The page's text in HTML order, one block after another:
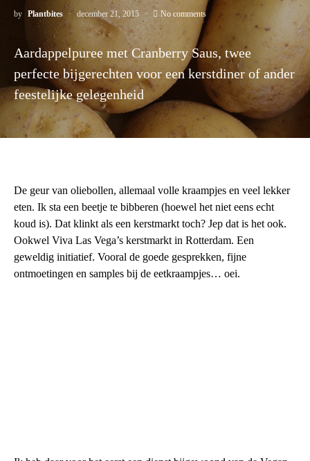
by Plantbites december 21, 2015 No comments
Aardappelpuree met Cranberry Saus, twee
perfecte bijgerechten voor een kerstdiner of ander
feestelijke gelegenheid
De geur van oliebollen, allemaal volle kraampjes en veel lekker
eten. Ik sta een beetje te bibberen (hoewel het niet eens echt
koud is). Dat klinkt als een kerstmarkt toch? Jep dat is het ook.
Ookwel Viva Las Vega’s kerstmarkt in Rotterdam. Een
geweldig initiatief. Vooral de goede gesprekken, fijne
ontmoetingen en samples bij de eetkraampjes… oei.